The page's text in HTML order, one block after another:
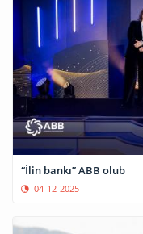
“İlin bankı” ABB olub
04-12-2025